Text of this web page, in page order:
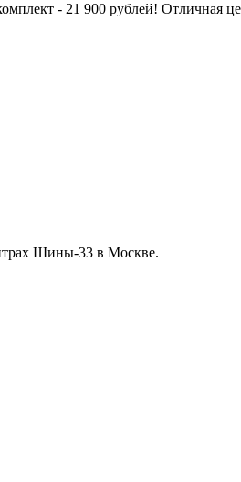
- 21 900 рублей! Отличная
Шины-33 в Москве.